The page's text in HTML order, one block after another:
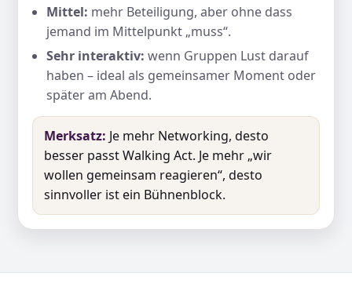
Mittel: mehr Beteiligung, aber ohne dass
jemand im Mittelpunkt „muss“.
Sehr interaktiv: wenn Gruppen Lust darauf
haben – ideal als gemeinsamer Moment oder
später am Abend.
Merksatz: Je mehr Networking, desto
besser passt Walking Act. Je mehr „wir
wollen gemeinsam reagieren“, desto
sinnvoller ist ein Bühnenblock.